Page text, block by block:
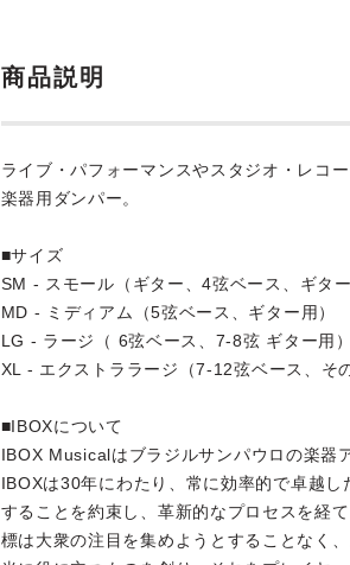
商品説明
ライブ・パフォーマンスやスタジオ・レコ
楽器用ダンパー。
■サイズ
SM - スモール（ギター、4弦ベース、ギター
MD - ミディアム（5弦ベース、ギター用）
LG - ラージ（ 6弦ベース、7-8弦 ギター用）
XL - エクストララージ（7-12弦ベース、そ
■IBOXについて
IBOX Musicalはブラジルサンパウロの楽器
IBOXは30年にわたり、常に効率的で卓越
することを約束し、革新的なプロセスを経
標は大衆の注目を集めようとすることなく